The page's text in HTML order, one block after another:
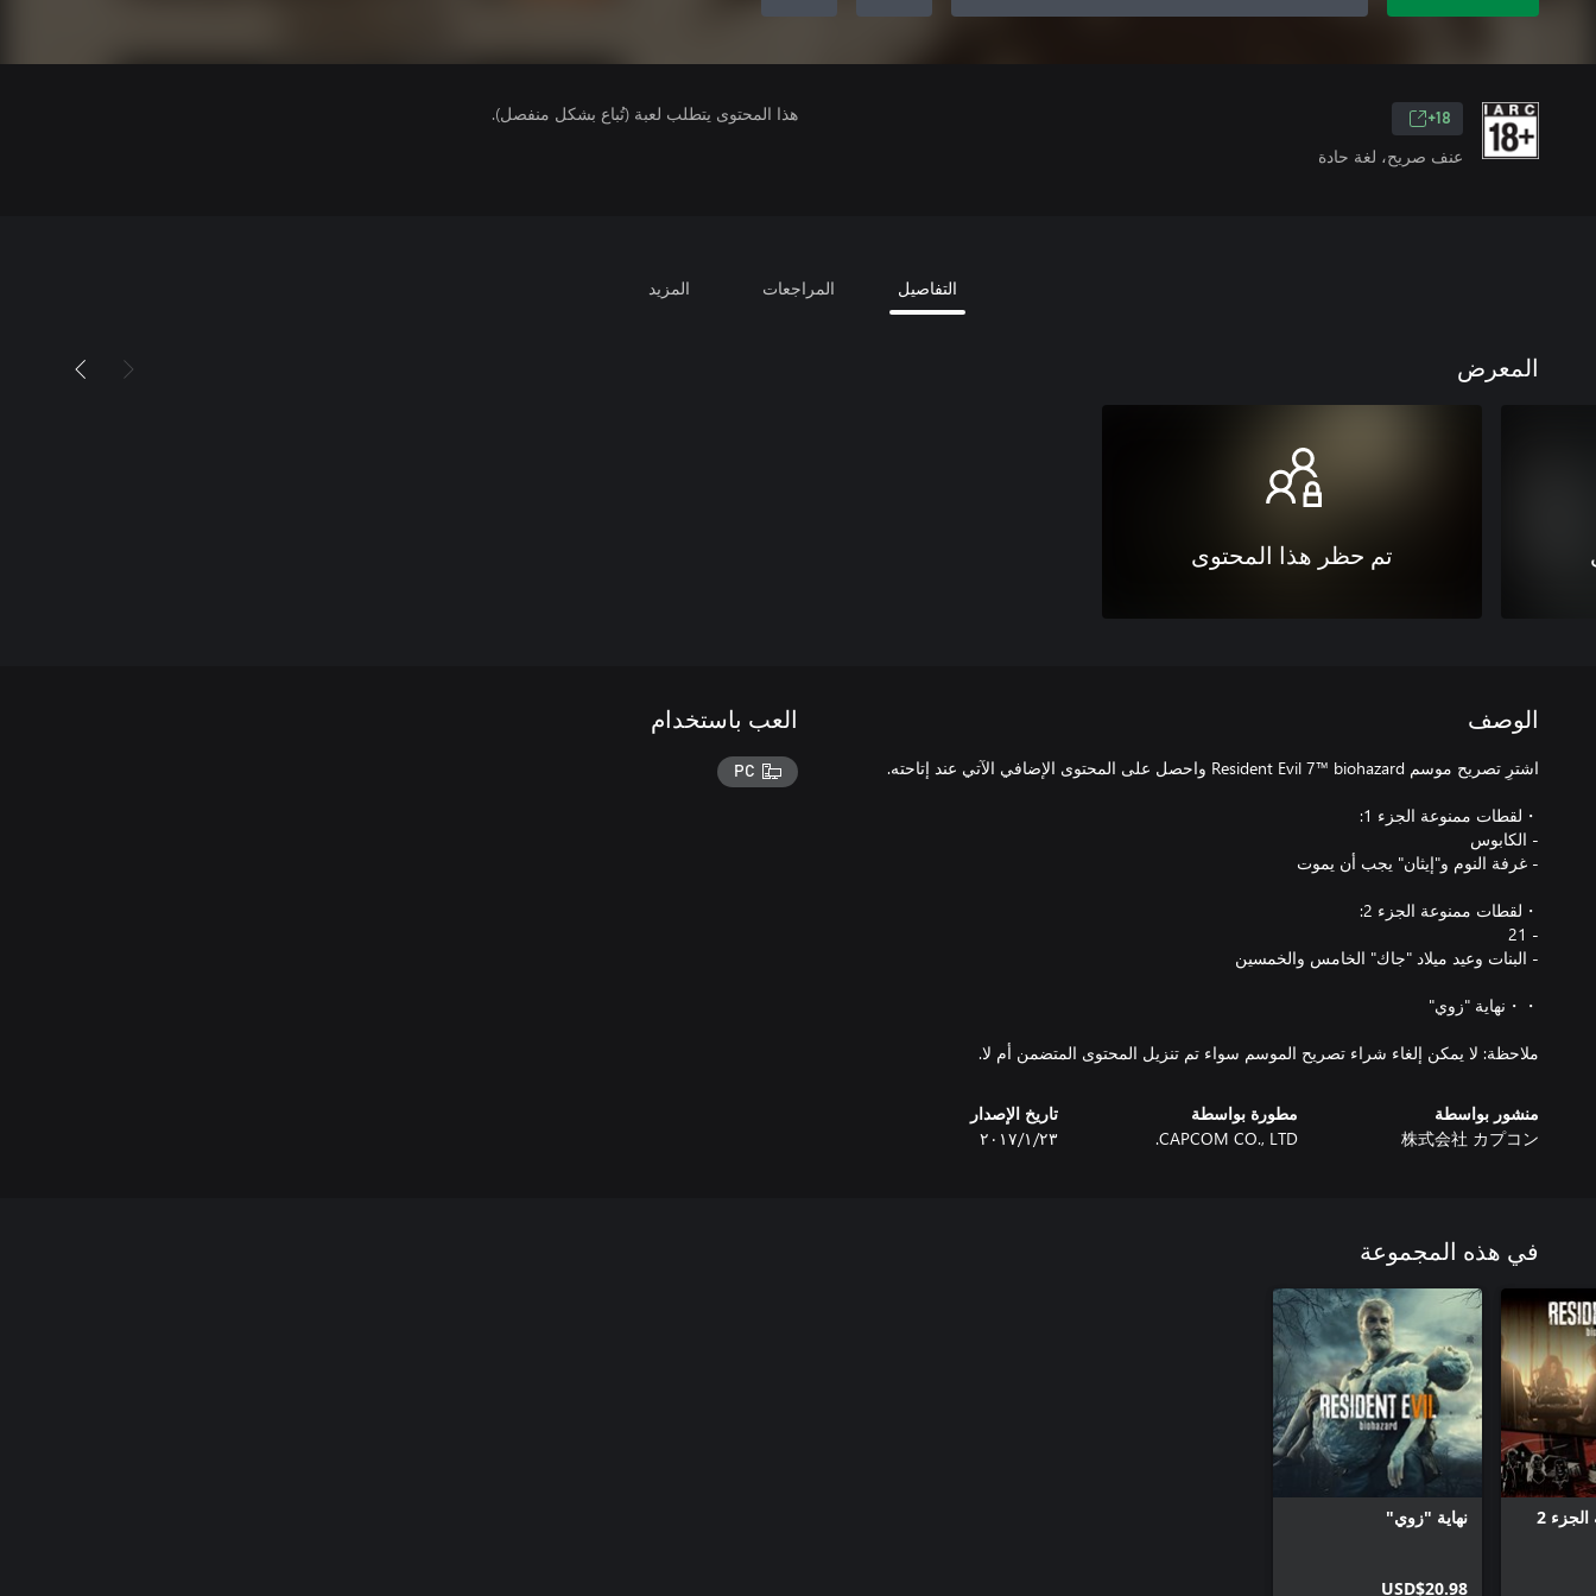
18+
عنف صريح، لغة حادة
هذا المحتوى يتطلب لعبة (تُباع بشكل منفصل).
التفاصيل المراجعات المزيد
المعرض
تم حظر هذا المحتوى
الوصف
ملاحظة: لا يمكن إلغاء شراء تصريح الموسم سواء تم تنزيل المحتوى المتضمن أم لا.
منشور بواسطة
株式会社 カプコン
مطورة بواسطة
CAPCOM CO., LTD.
تاريخ الإصدار
٢٣‏/١‏/٢٠١٧
العب باستخدام
PC
في هذه المجموعة
2 نهاية "زوي"
USD$20.98